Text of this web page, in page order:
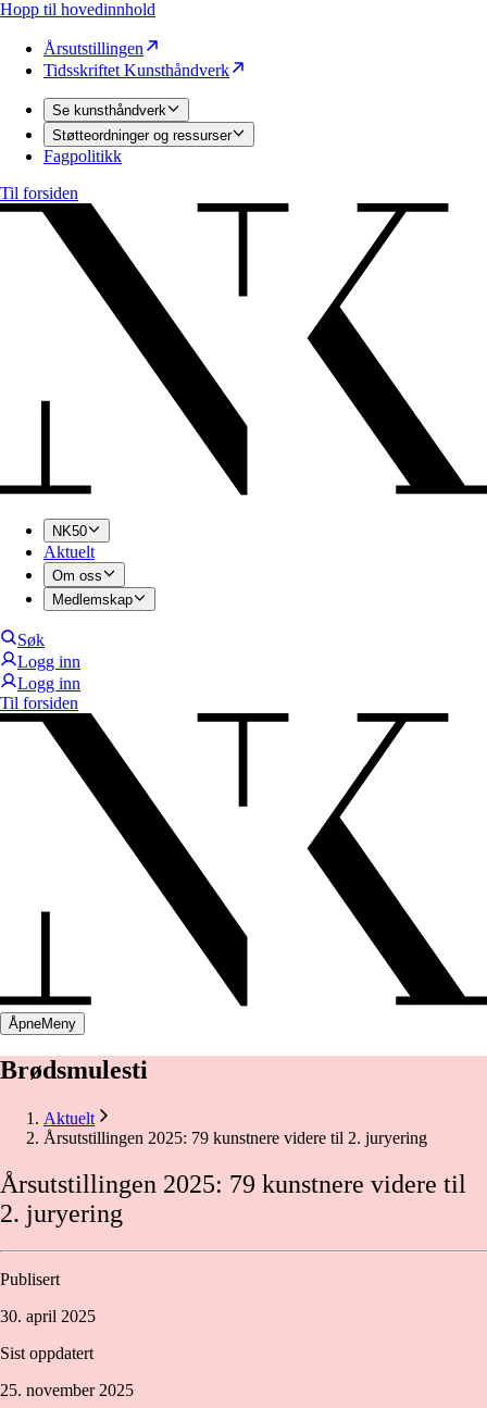
Hopp til hovedinnhold
Årsutstillingen
Tidsskriftet Kunsthåndverk
Se kunsthåndverk
Støtteordninger og ressurser
Fagpolitikk
Til forsiden
NK50
Aktuelt
Om oss
Medlemskap
Søk
Logg inn
Logg inn
Til forsiden
ÅpneMeny
Brødsmulesti
Aktuelt
Årsutstillingen 2025: 79 kunstnere videre til 2. juryering
Årsutstillingen 2025: 79 kunstnere videre til
2. juryering
Publisert
30. april 2025
Sist oppdatert
25. november 2025